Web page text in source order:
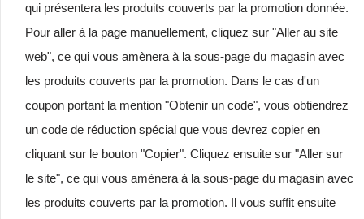
qui présentera les produits couverts par la promotion donnée.
Pour aller à la page manuellement, cliquez sur "Aller au site
web", ce qui vous amènera à la sous-page du magasin avec
les produits couverts par la promotion. Dans le cas d'un
coupon portant la mention "Obtenir un code", vous obtiendrez
un code de réduction spécial que vous devrez copier en
cliquant sur le bouton "Copier". Cliquez ensuite sur "Aller sur
le site", ce qui vous amènera à la sous-page du magasin avec
les produits couverts par la promotion. Il vous suffit ensuite